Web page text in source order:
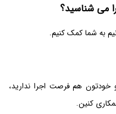
می شناسید؟
به شما کمک کنیم.
هم فرصت اجرا ندارید،
کنین.